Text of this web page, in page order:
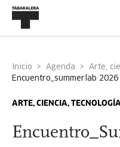
Inicio Agenda
Arte,
encuentro_summerlab 2026
ARTE, CIENCIA,